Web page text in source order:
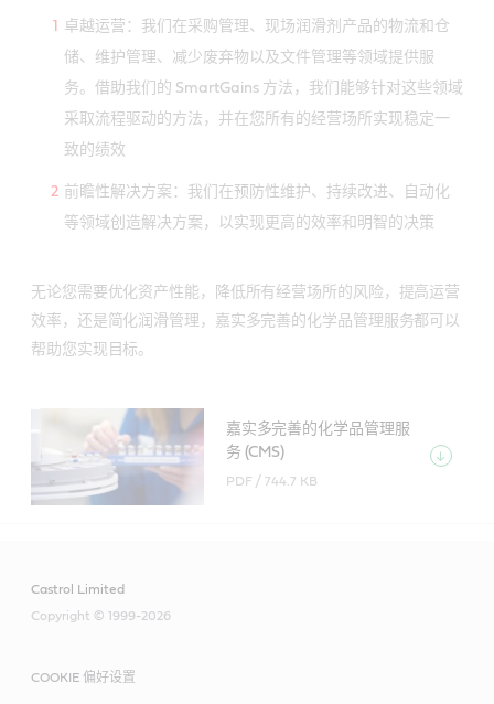
卓越运营：我们在采购管理、现场润滑剂产品的物流和仓
储、维护管理、减少废弃物以及文件管理等领域提供服
务。借助我们的 SmartGains 方法，我们能够针对这些领域
采取流程驱动的方法，并在您所有的经营场所实现稳定一
致的绩效
前瞻性解决方案：我们在预防性维护、持续改进、自动化
等领域创造解决方案，以实现更高的效率和明智的决策
无论您需要优化资产性能，降低所有经营场所的风险，提高运营
效率，还是简化润滑管理，嘉实多完善的化学品管理服务都可以
帮助您实现目标。
嘉实多完善的化学品管理服
务 (CMS)
PDF /744.7 KB
Castrol Limited
Copyright © 1999-2026
COOKIE 偏好设置